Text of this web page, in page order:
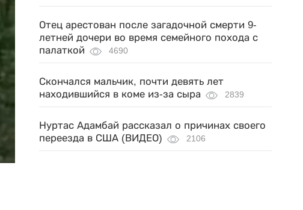
Отец арестован после загадочной смерти 9-
летней дочери во время семейного похода с
палаткой
4690
Скончался мальчик, почти девять лет
находившийся в коме из-за сыра
2839
Нуртас Адамбай рассказал о причинах своего
переезда в США (ВИДЕО)
2106